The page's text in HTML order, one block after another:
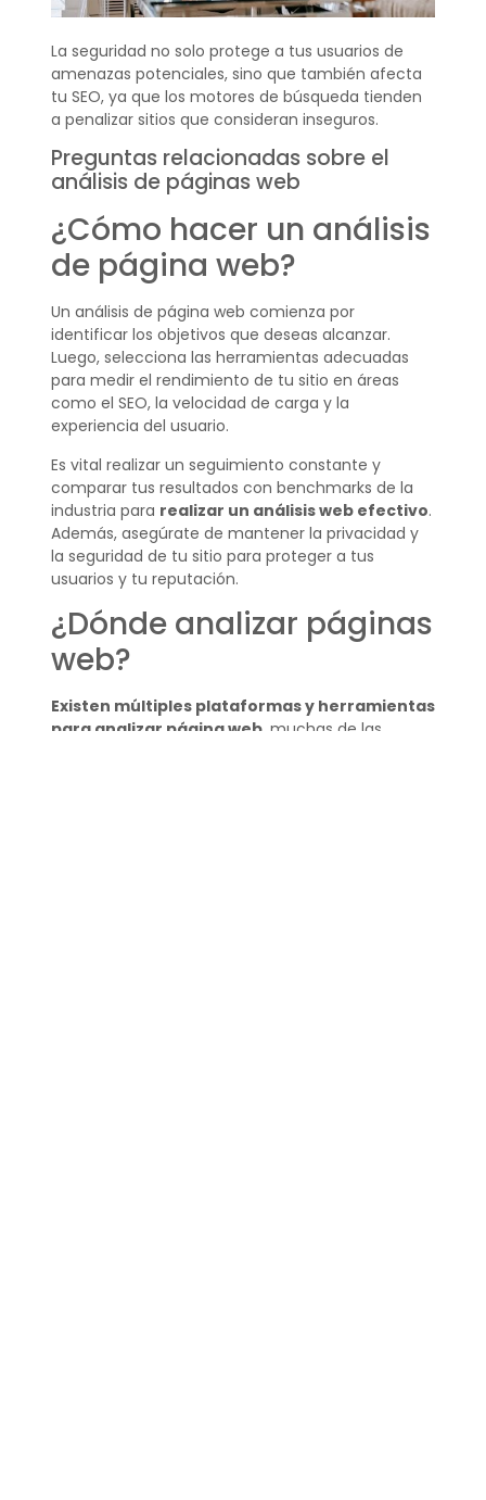
La seguridad no solo protege a tus usuarios de
amenazas potenciales, sino que también afecta
tu SEO, ya que los motores de búsqueda tienden
a penalizar sitios que consideran inseguros.
Preguntas relacionadas sobre el
análisis de páginas web
¿Cómo hacer un análisis
de página web?
Un análisis de página web comienza por
identificar los objetivos que deseas alcanzar.
Luego, selecciona las herramientas adecuadas
para medir el rendimiento de tu sitio en áreas
como el SEO, la velocidad de carga y la
experiencia del usuario.
Es vital realizar un seguimiento constante y
comparar tus resultados con benchmarks de la
industria para realizar un análisis web efectivo.
Además, asegúrate de mantener la privacidad y
la seguridad de tu sitio para proteger a tus
usuarios y tu reputación.
¿Dónde analizar páginas
web?
Existen múltiples plataformas y herramientas
para analizar página web, muchas de las